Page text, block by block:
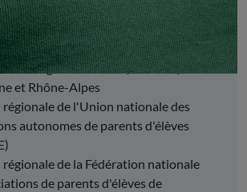
des associations de parents
I'enseignement libre (URAPEL)
et Rhône-Alpes
régionale de l'Union nationale des
autonomes de parents d'élèves
régionale de la Fédération nationale
de parents d'élèves de